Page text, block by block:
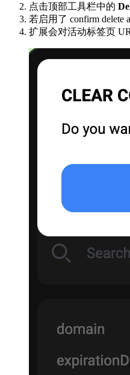
点击顶部工具栏中的
若启用了 confirm delete
扩展会对活动标签页